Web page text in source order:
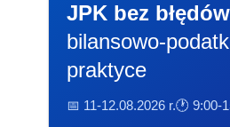
JPK bez błędów
bilansowo-
praktyce
📅 11-12.08.2026 r.🕐 9:00-